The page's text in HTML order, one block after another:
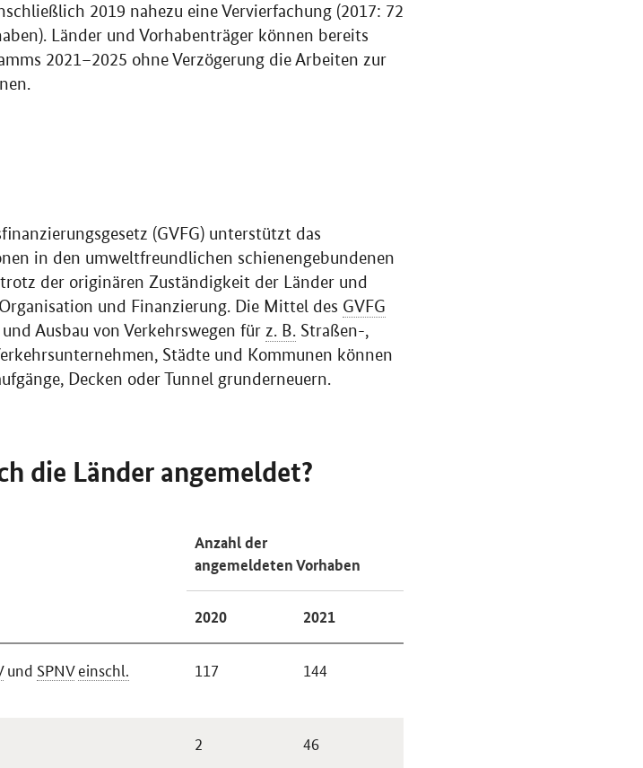
2019 nahezu eine Vervierfachung (2017: 72
Länder und Vorhabenträger können bereits
2021–2025 ohne Verzögerung die Arbeiten zur
(GVFG) unterstützt das
in den umweltfreundlichen schienengebundenen
der originären Zuständigkeit der Länder und
und Finanzierung. Die Mittel des GVFG
Ausbau von Verkehrswegen für z. B. Straßen-,
Städte und Kommunen können
Decken oder Tunnel grunderneuern.
die Länder angemeldet?
Anzahl der
angemeldeten Vorhaben
2020 2021
und SPNV einschl.
117 144
2 46